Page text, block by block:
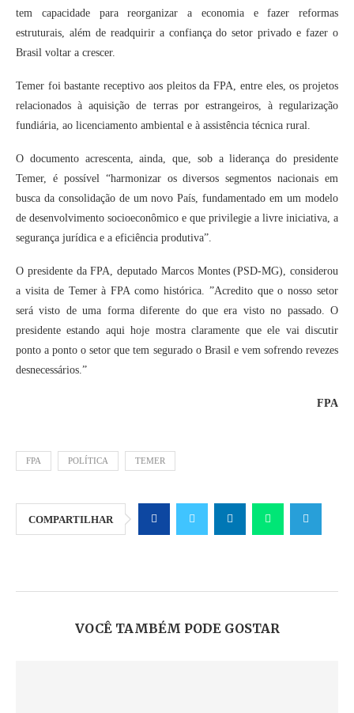
tem capacidade para reorganizar a economia e fazer reformas
estruturais, além de readquirir a confiança do setor privado e fazer o
Brasil voltar a crescer.
Temer foi bastante receptivo aos pleitos da FPA, entre eles, os projetos
relacionados à aquisição de terras por estrangeiros, à regularização
fundiária, ao licenciamento ambiental e à assistência técnica rural.
O documento acrescenta, ainda, que, sob a liderança do presidente
Temer, é possível “harmonizar os diversos segmentos nacionais em
busca da consolidação de um novo País, fundamentado em um modelo
de desenvolvimento socioeconômico e que privilegie a livre iniciativa, a
segurança jurídica e a eficiência produtiva”.
O presidente da FPA, deputado Marcos Montes (PSD-MG), considerou
a visita de Temer à FPA como histórica. ”Acredito que o nosso setor
será visto de uma forma diferente do que era visto no passado. O
presidente estando aqui hoje mostra claramente que ele vai discutir
ponto a ponto o setor que tem segurado o Brasil e vem sofrendo revezes
desnecessários.”
FPA
FPA POLÍTICA TEMER
COMPARTILHAR
VOCÊ TAMBÉM PODE GOSTAR